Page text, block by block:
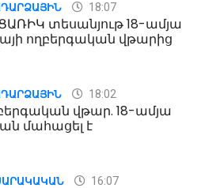
18:07
տեսանյութ 18-ամյա
ողբերգական վթարից
18:02
վթար. 18-ամյա
մահացել է
16:07